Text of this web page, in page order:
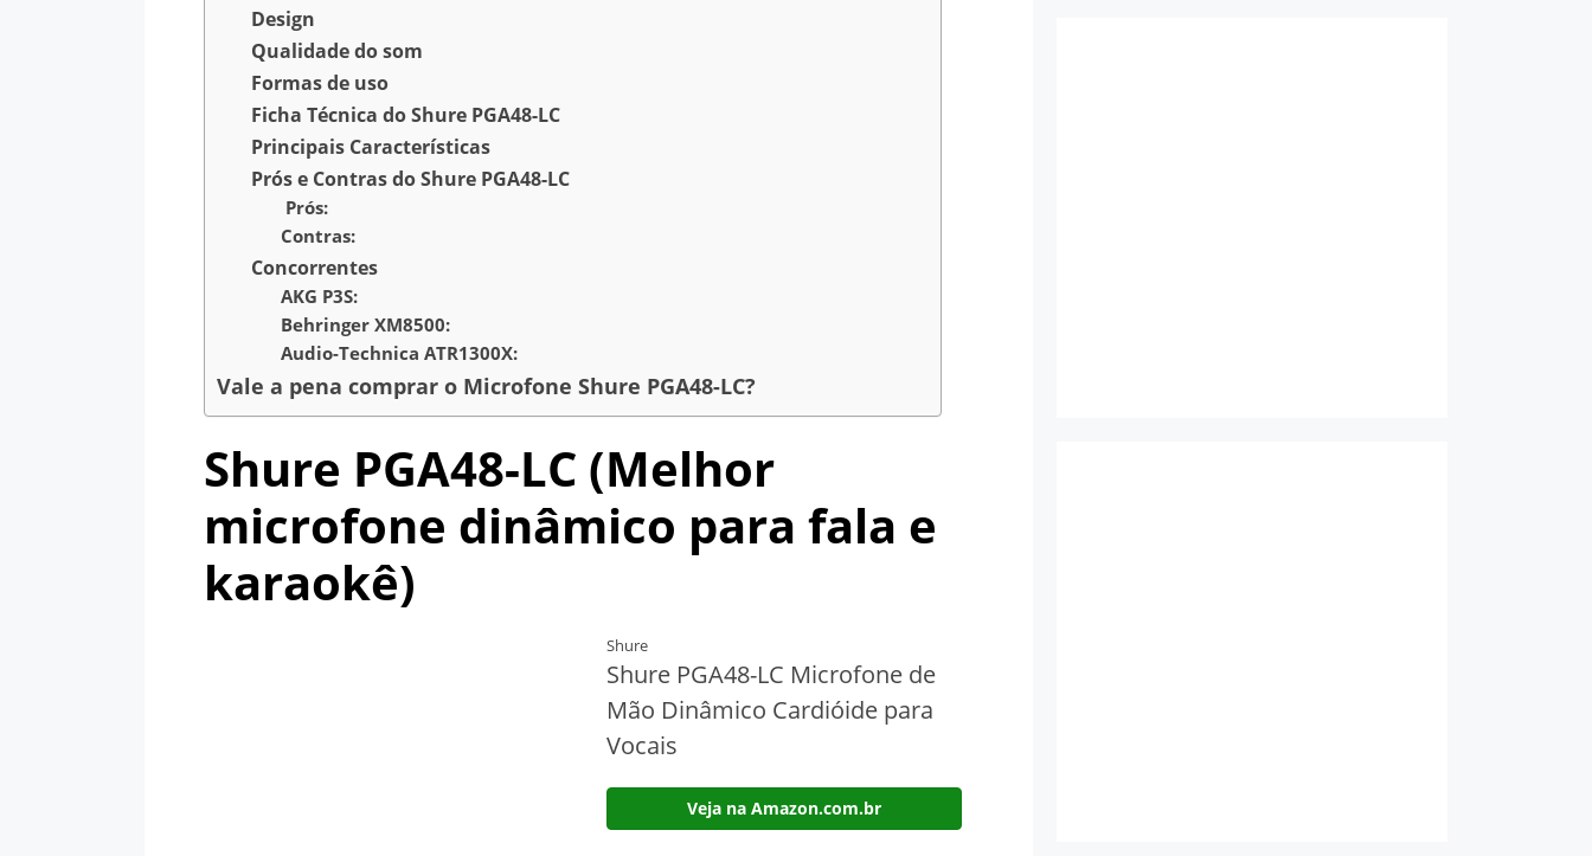
Design
Qualidade do som
Formas de uso
Ficha Técnica do Shure PGA48-LC
Principais Características
Prós e Contras do Shure PGA48-LC
Prós:
Contras:
Concorrentes
AKG P3S:
Behringer XM8500:
Audio-Technica ATR1300X:
Vale a pena comprar o Microfone Shure PGA48-LC?
Shure PGA48-LC (Melhor
microfone dinâmico para fala e
karaokê)
Shure
Shure PGA48-LC Microfone de
Mão Dinâmico Cardióide para
Vocais
Veja na Amazon.com.br